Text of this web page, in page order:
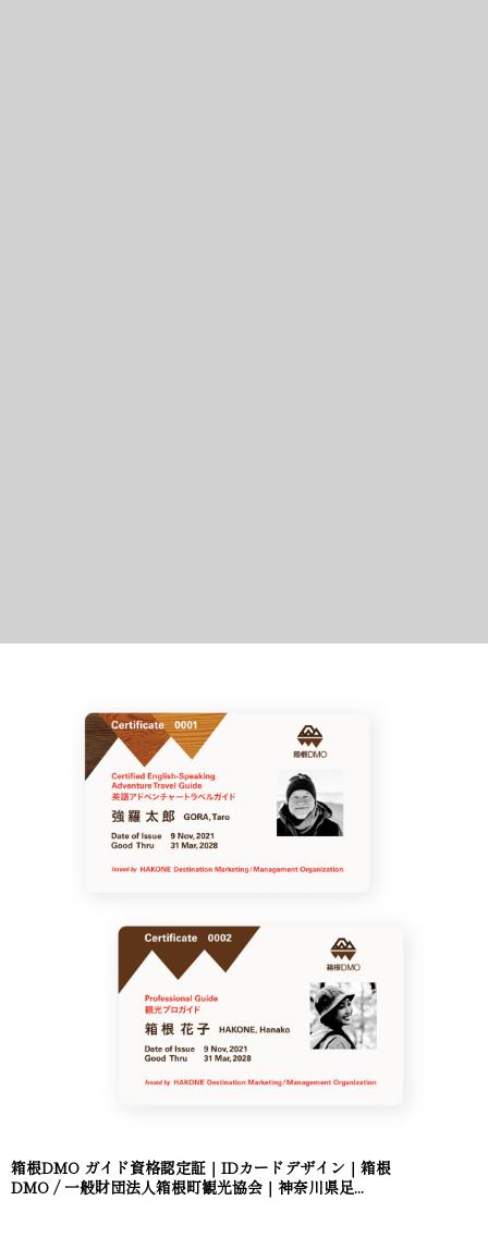
箱根DMO ガイド資格認定証｜IDカードデザイン｜箱根
DMO / 一般財団法人箱根町観光協会｜神奈川県足...